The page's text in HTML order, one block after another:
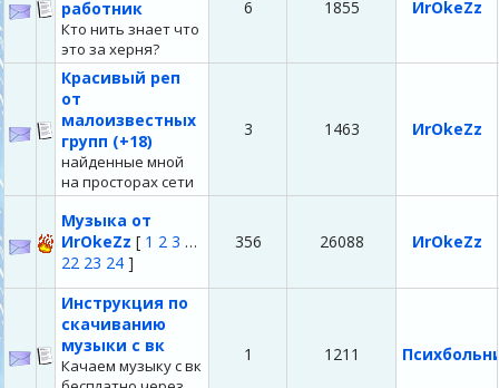
работник
Кто нить знает что
это за херня?
6 1855 ИrОkеZz
Красивый реп
от
малоизвестных
групп (+18)
найденные мной
на просторах сети
3 1463 ИrОkеZz
Музыка от
ИrОkеZz [ 1 2 3 …
22 23 24 ]
356 26088 ИrОkеZz
Инструкция по
скачиванию
музыки с вк
Качаем музыку с вк
1 1211